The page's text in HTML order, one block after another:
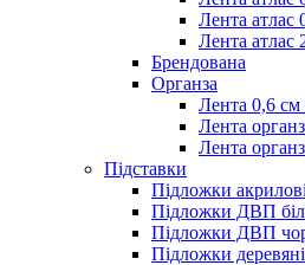
Лента атлас
Лента атлас
Брендована
Органза
Лента 0,6 см
Лента
Лента
Підставки
Підложки акрилові
Підложки ДВП
Підложки ДВП
Підложки